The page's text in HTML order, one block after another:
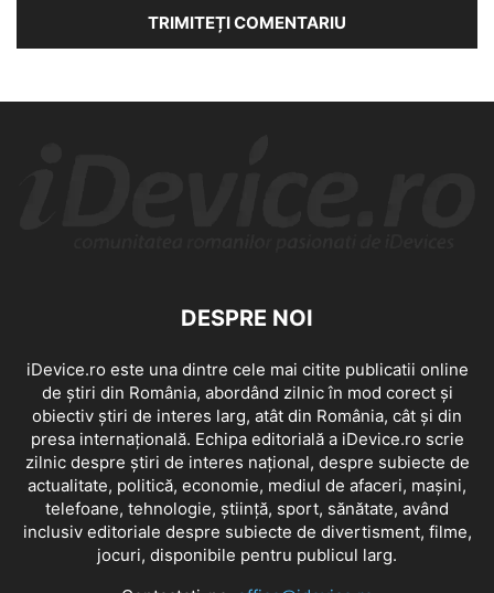
DESPRE NOI
iDevice.ro este una dintre cele mai citite publicatii online
de știri din România, abordând zilnic în mod corect și
obiectiv știri de interes larg, atât din România, cât și din
presa internațională. Echipa editorială a iDevice.ro scrie
zilnic despre știri de interes național, despre subiecte de
actualitate, politică, economie, mediul de afaceri, mașini,
telefoane, tehnologie, știință, sport, sănătate, având
inclusiv editoriale despre subiecte de divertisment, filme,
jocuri, disponibile pentru publicul larg.